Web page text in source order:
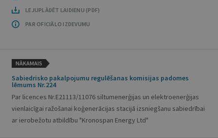
LEJUPLĀDĒT LAIDIENU (PDF)
PAR OFICIĀLO IZDEVUMU
NĀKAMAIS
Sabiedrisko pakalpojumu regulēšanas komisijas padomes
lēmums Nr.224
Par licences Nr.E21113/11076 siltumenerģijas un elektroenerģijas
vienlaicīgai ražošanai koģenerācijas stacijā izsniegšanu sabiedrībai
ar ierobežotu atbildību "Kronospan Energy Ltd"